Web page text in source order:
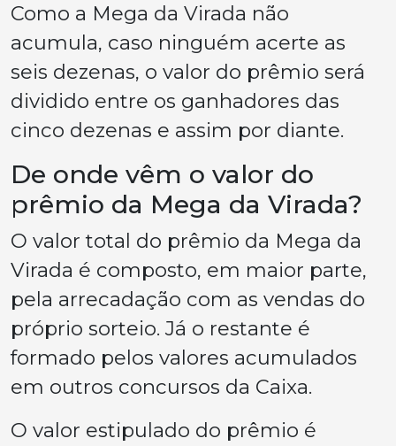
Como a Mega da Virada não
acumula, caso ninguém acerte as
seis dezenas, o valor do prêmio será
dividido entre os ganhadores das
cinco dezenas e assim por diante.
De onde vêm o valor do
prêmio da Mega da Virada?
O valor total do prêmio da Mega da
Virada é composto, em maior parte,
pela arrecadação com as vendas do
próprio sorteio. Já o restante é
formado pelos valores acumulados
em outros concursos da Caixa.
O valor estipulado do prêmio é